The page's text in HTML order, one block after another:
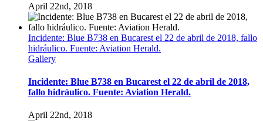
April 22nd, 2018
Incidente: Blue B738 en Bucarest el 22 de abril de 2018, fallo
hidráulico. Fuente: Aviation Herald.
Gallery
Incidente: Blue B738 en Bucarest el 22 de abril de 2018,
fallo hidráulico. Fuente: Aviation Herald.
April 22nd, 2018